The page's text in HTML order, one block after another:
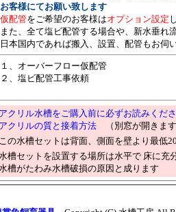
お客様にてお願い致します
仮配管をご希望のお客様はオプション設定
また、全て塩ビ配管する場合や、新水垂れ
日本国内であれば搬入、設置、配管もお伺
１、オーバーフロー仮配管
２、塩ビ配管工事依頼
アクリル水槽をご購入前に必ずお読みくだ
アクリルの質と接着方法（別窓が開きます
この水槽セットは背面、側面を壁より最低
槽セットを設置する場所は水平で 床に充
槽がたわみ水槽破損の原因と成ります